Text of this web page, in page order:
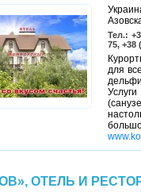
Тел.:
75, +38
для
ОТЕЛЬ И